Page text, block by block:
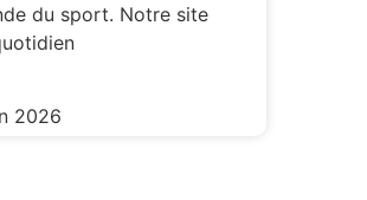
du sport. Notre site
2026